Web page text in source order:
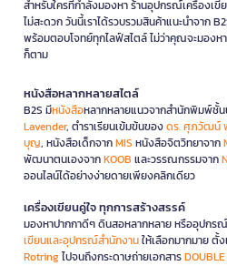
สำหรับใครที่กำลังมองหา ร้านอุปกรณ์เครื่องเขี
ไม่สะดวก วันนี้เราได้รวบรวมสินค้าแนะนำจาก
พร้อมตอบโจทย์ทุกไลฟ์สไตล์ ไม่ว่าคุณจะมองห
ก็ตาม
หนังสือหลากหลายสไตล์
B2S มีหนังสือหลากหลายแนวจากสำนักพิมพ์ชั้น
Lavender, ตำราเรียนเข้มข้นของดร. ศุภวัฒน์
บุญ, หนังสือเด็กจากMIS หนังสือจิตวิทยาจาก
พัฒนาตนเองจากKOOB และวรรณกรรมจาก
ออนไลน์ได้อย่างง่ายดายเพียงคลิกเดียว
เครื่องเขียนคู่ใจ ทุกการสร้างสรรค์
มองหาปากกาดีๆ ดินสอหลากหลาย หรืออุปกร
เขียนและอุปกรณ์สำนักงานให้เลือกมากมาย ตั้
Rotringไปจนถึงกระดาษถ่ายเอกสาร